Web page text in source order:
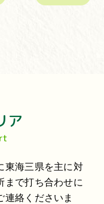
ア
東海三県を主に対
まで打ち合わせに
連絡くださいま